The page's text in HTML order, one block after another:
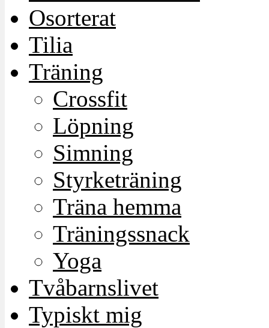
Osorterat
Tilia
Träning
Crossfit
Löpning
Simning
Styrketräning
Träna hemma
Träningssnack
Yoga
Tvåbarnslivet
Typiskt mig